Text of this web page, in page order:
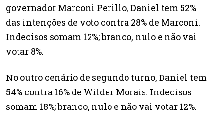
governador Marconi Perillo, Daniel tem 52%
das intenções de voto contra 28% de Marconi.
Indecisos somam 12%; branco, nulo e não vai
votar 8%.
No outro cenário de segundo turno, Daniel tem
54% contra 16% de Wilder Morais. Indecisos
somam 18%; branco, nulo e não vai votar 12%.